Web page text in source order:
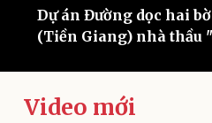
Dự án Đường dọc hai
(Tiền Giang) nhà thầu
Video mới